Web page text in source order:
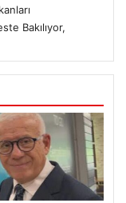
Bakılıyor,